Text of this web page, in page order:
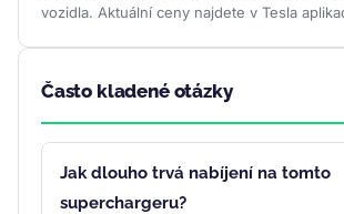
vozidla. Aktuální ceny najdete v Tesla
Často kladené otázky
Jak dlouho trvá nabíjení na tomto
superchargeru?